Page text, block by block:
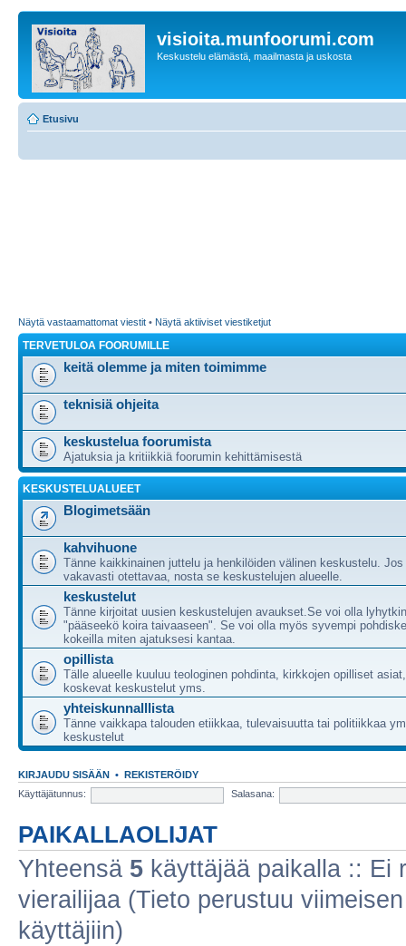
visioita.munfoorumi.com
Keskustelu elämästä, maailmasta ja uskosta
Etusivu
Näytä vastaamattomat viestit • Näytä aktiiviset viestiketjut
TERVETULOA FOORUMILLE
keitä olemme ja miten toimimme
teknisiä ohjeita
keskustelua foorumista
Ajatuksia ja kritiikkiä foorumin kehittämisestä
KESKUSTELUALUEET
Blogimetsään
kahvihuone
Tänne kaikkinainen juttelu ja henkilöiden välinen keskustelu.
vakavasti otettavaa, nosta se keskustelujen alueelle.
keskustelut
Tänne kirjoitat uusien keskustelujen avaukset.Se voi olla
"pääseekö koira taivaaseen". Se voi olla myös syvempi
kokeilla miten ajatuksesi kantaa.
opillista
Tälle alueelle kuuluu teologinen pohdinta, kirkkojen opilliset
koskevat keskustelut yms.
yhteiskunnalllista
Tänne vaikkapa talouden etiikkaa, tulevaisuutta tai politiikkaa
keskustelut
KIRJAUDU SISÄÄN • REKISTERÖIDY
Käyttäjätunnus:
Salasana:
PAIKALLAOLIJAT
Yhteensä 5 käyttäjää paikalla :: Ei
vierailijaa (Tieto perustuu
käyttäjiin)